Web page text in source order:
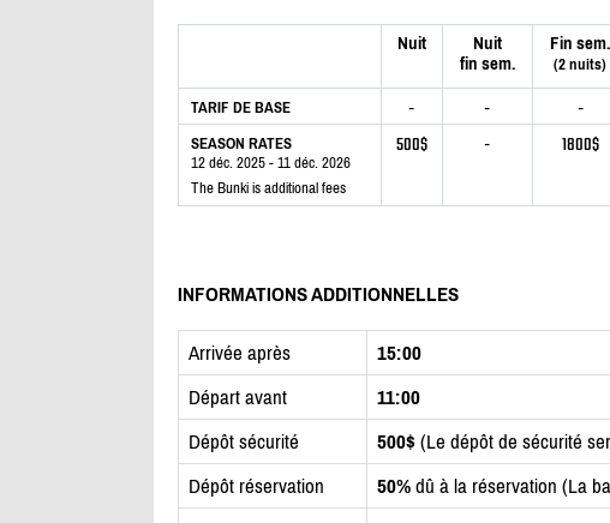
Nuit
Nuit
fin sem.
Fin sem.
(2 nuits)
TARIF DE BASE - - -
SEASON RATES
12 déc. 2025 - 11 déc. 2026
The Bunki is additional fees
500$ - 1800$
INFORMATIONS ADDITIONNELLES
Arrivée après
15:00
Départ avant
11:00
Dépôt sécurité
500$ (Le dépôt de sécurité
Dépôt réservation
50%dû à la réservation (La